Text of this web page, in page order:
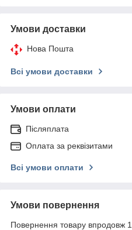
Умови доставки
Нова Пошта
Всі умови доставки
Умови оплати
Післяплата
Оплата за реквізитами
Всі умови оплати
Умови повернення
Повернення товару впродовж